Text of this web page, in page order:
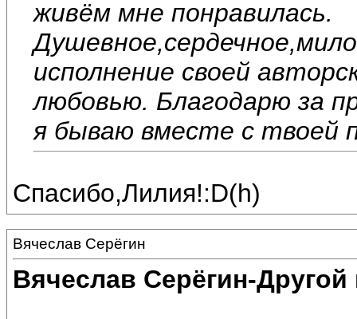
живём мне понравилась.
исполнение своей
любовью. Благодарю за
я бываю вместе с твоей
Спасибо,Лилия!:D(h)
Вячеслав Серёгин
Вячеслав Серёгин-